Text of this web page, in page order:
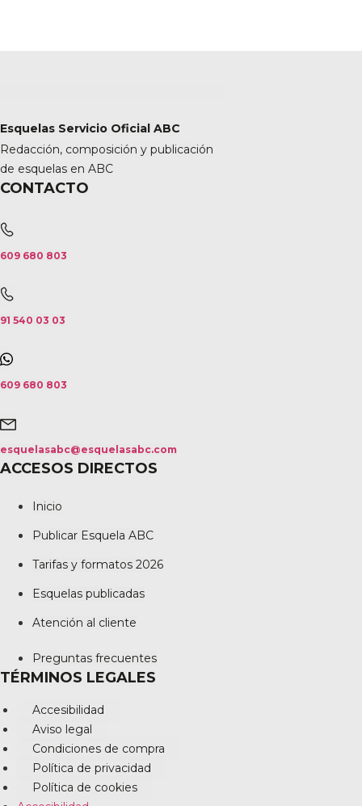
Esquelas Servicio Oficial ABC
Redacción, composición y publicación
de esquelas en ABC
CONTACTO
609 680 803
91 540 03 03
609 680 803
esquelasabc@esquelasabc.com
ACCESOS DIRECTOS
Inicio
Publicar Esquela ABC
Tarifas y formatos 2026
Esquelas publicadas
Atención al cliente
Preguntas frecuentes
TÉRMINOS LEGALES
Accesibilidad
Aviso legal
Condiciones de compra
Política de privacidad
Política de cookies